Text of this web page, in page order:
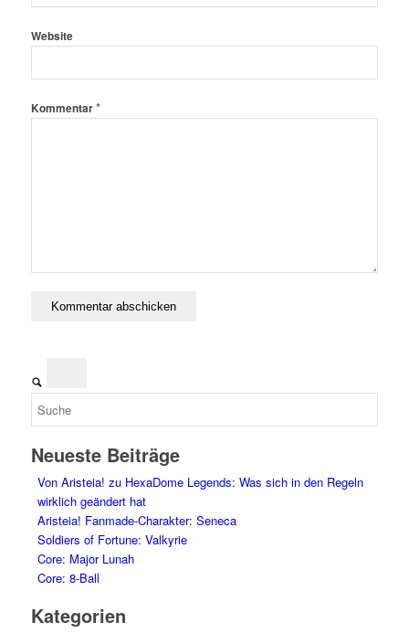
Website
Kommentar*
Neueste Beiträge
Von Aristeia! zu HexaDome Legends: Was sich in den Regeln
wirklich geändert hat
Aristeia! Fanmade-Charakter: Seneca
Soldiers of Fortune: Valkyrie
Core: Major Lunah
Core: 8-Ball
Kategorien